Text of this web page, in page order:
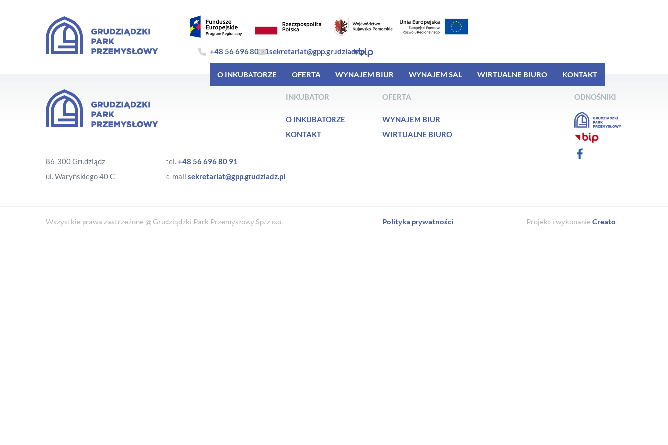
+48 56 696 80 91sekretariat@gpp.grudziadz.pl
O INKUBATORZE OFERTA WYNAJEM BIUR WYNAJEM SAL WIRTUALNE BIURO KONTAKT
86-300 Grudziądz
ul. Waryńskiego 40 C
tel.+48 56 696 80 91
e-mail sekretariat@gpp.grudziadz.pl
INKUBATOR
O INKUBATORZE
KONTAKT
OFERTA
WYNAJEM BIUR
WIRTUALNE BIURO
ODNOŚNIKI
Wszystkie prawa zastrzeżone @ Grudziądzki Park Przemysłowy Sp. z o.o. Polityka prywatności Projekt i wykonanie Creato